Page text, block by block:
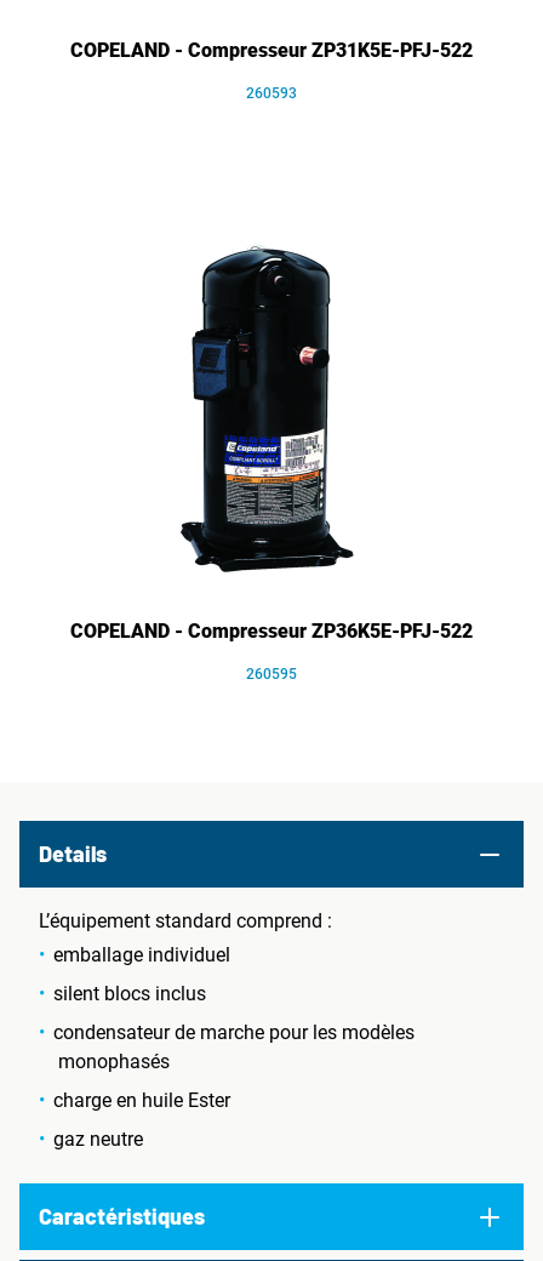
COPELAND - Compresseur ZP31K5E-PFJ-522
260593
COPELAND - Compresseur ZP36K5E-PFJ-522
260595
Details
L’équipement standard comprend :
emballage individuel
silent blocs inclus
condensateur de marche pour les modèles
monophasés
charge en huile Ester
gaz neutre
Caractéristiques